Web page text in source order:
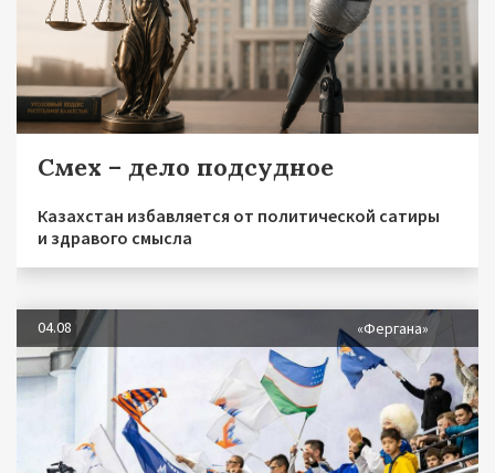
Смех – дело подсудное
Казахстан избавляется от политической сатиры
и здравого смысла
04.08 «Фергана»